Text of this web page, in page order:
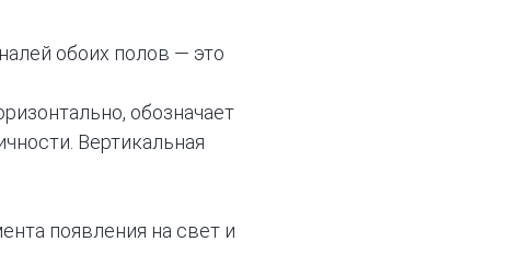
обоих полов — это
обозначает
Вертикальная
появления на свет и